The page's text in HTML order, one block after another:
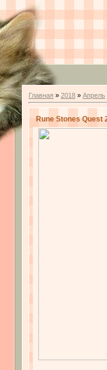
Главная » 2018 » Апрель
Rune Stones Quest